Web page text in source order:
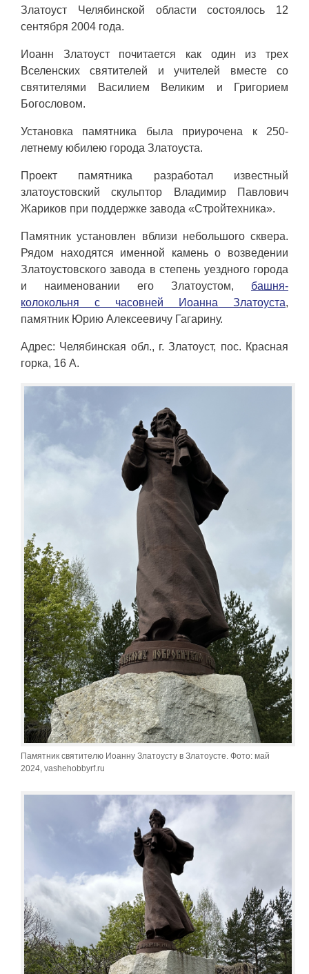
Златоуст Челябинской области состоялось 12
сентября 2004 года.
Иоанн Златоуст почитается как один из трех
Вселенских святителей и учителей вместе со
святителями Василием Великим и Григорием
Богословом.
Установка памятника была приурочена к 250-
летнему юбилею города Златоуста.
Проект памятника разработал известный
златоустовский скульптор Владимир Павлович
Жариков при поддержке завода «Стройтехника».
Памятник установлен вблизи небольшого сквера.
Рядом находятся именной камень о возведении
Златоустовского завода в степень уездного города
и наименовании его Златоустом, башня-
колокольня с часовней Иоанна Златоуста,
памятник Юрию Алексеевичу Гагарину.
Адрес: Челябинская обл., г. Златоуст, пос. Красная
горка, 16 А.
Памятник святителю Иоанну Златоусту в Златоусте. Фото: май
2024, vashehobbyrf.ru